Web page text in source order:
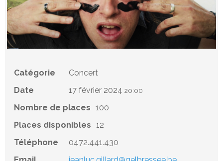
Catégorie
Concert
Date
17 février 202420:00
Nombre de places
100
Places disponibles
12
Téléphone
0472.441.430